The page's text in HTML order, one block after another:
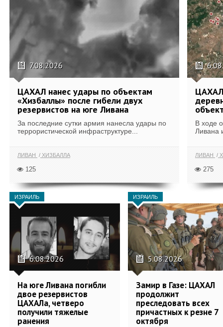
7.08.2026
ЦАХАЛ нанес удары по объектам
«Хизбаллы» после гибели двух
резервистов на юге Ливана
За последние сутки армия нанесла удары по
террористической инфраструктуре...
ЛИВАН ХИЗБАЛЛА
125
В ходе
Ливана
ЛИВАН
275
ИЗРАИЛЬ
6.08.2026
На юге Ливана погибли
двое резервистов
ЦАХАЛа, четверо
получили тяжелые
ранения
ИЗРАИЛЬ
5.08.2026
Замир в Газе: ЦАХАЛ
продолжит
преследовать всех
причастных к резне 7
октября